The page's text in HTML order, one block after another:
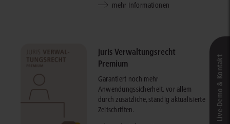
mehr Informationen
juris Verwaltungsrecht
Premium
Garantiert noch mehr
Anwendungssicherheit, vor allem
durch zusätzliche, ständig aktualisierte
Zeitschriften.
Live‑Demo & Kontakt